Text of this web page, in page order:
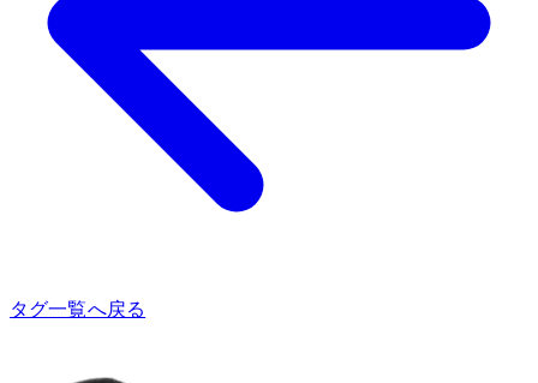
タグ一覧へ戻る